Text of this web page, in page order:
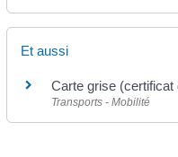
Et aussi
Carte grise (certificat
Transports - Mobilité